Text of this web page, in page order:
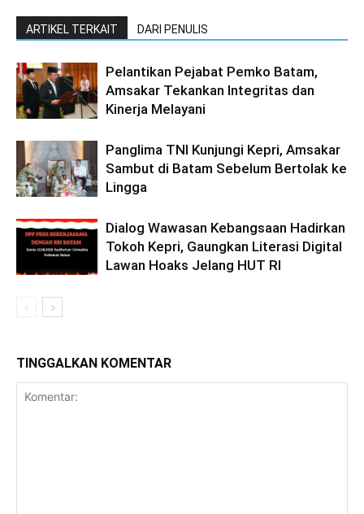
ARTIKEL TERKAIT DARI PENULIS
Pelantikan Pejabat Pemko Batam,
Amsakar Tekankan Integritas dan
Kinerja Melayani
Panglima TNI Kunjungi Kepri, Amsakar
Sambut di Batam Sebelum Bertolak ke
Lingga
Dialog Wawasan Kebangsaan Hadirkan
Tokoh Kepri, Gaungkan Literasi Digital
Lawan Hoaks Jelang HUT RI
TINGGALKAN KOMENTAR